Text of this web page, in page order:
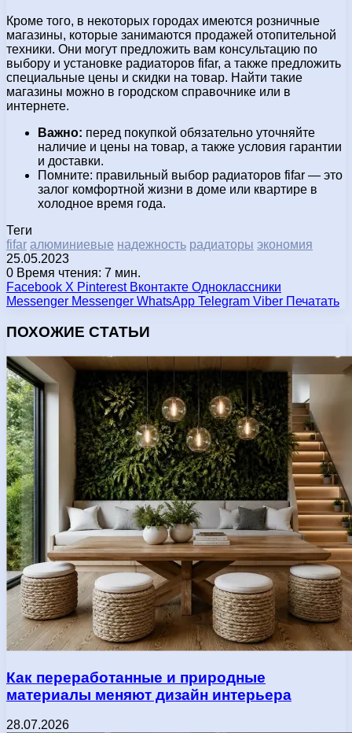
Кроме того, в некоторых городах имеются розничные
магазины, которые занимаются продажей отопительной
техники. Они могут предложить вам консультацию по
выбору и установке радиаторов fifar, а также предложить
специальные цены и скидки на товар. Найти такие
магазины можно в городском справочнике или в
интернете.
Важно: перед покупкой обязательно уточняйте
наличие и цены на товар, а также условия гарантии
и доставки.
Помните: правильный выбор радиаторов fifar — это
залог комфортной жизни в доме или квартире в
холодное время года.
Теги
fifar алюминиевые надежность радиаторы экономия
25.05.2023
0 Время чтения: 7 мин.
Facebook X Pinterest Вконтакте Одноклассники
Messenger Messenger WhatsApp Telegram Viber Печатать
ПОХОЖИЕ СТАТЬИ
Как переработанные и природные
материалы меняют дизайн интерьера
28.07.2026